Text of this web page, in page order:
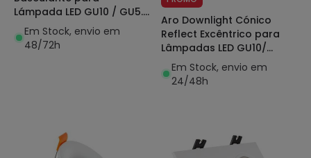
Lámpada LED GU10 / GU5.3
Corte Ø 75 mm
Em Stock, envio em
48/72h
Aro Downlight Cónico
Reflect Excêntrico para
Lâmpadas LED GU10/
GU5.3 Corte Ø 75 mm
Em Stock, envio em
24/48h